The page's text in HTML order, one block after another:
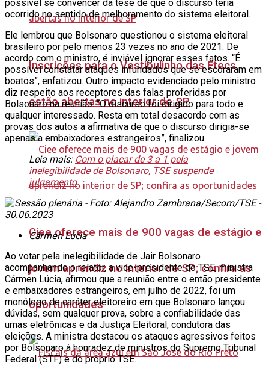
Inscrições para o Vestibulinho das Etecs
estão abertas no interior de SP
Ciee oferece mais de 900 vagas de estágio e
jovem aprendiz no interior de SP; confira as
oportunidades
possível se convencer da tese de que o discurso teria
ocorrido no sentido de melhoramento do sistema eleitoral.
Ele lembrou que Bolsonaro questionou o sistema eleitoral
brasileiro por pelo menos 23 vezes no ano de 2021. De
acordo com o ministro, é inviável ignorar esses fatos. “É
possível constatar ataques infundados que se escoraram em
boatos”, enfatizou. Outro impacto evidenciado pelo ministro
diz respeito aos receptores das falas proferidas por
Bolsonaro na reunião. “O discurso foi dirigido para todo e
qualquer interessado. Resta em total desacordo com as
provas dos autos a afirmativa de que o discurso dirigia-se
apenas a embaixadores estrangeiros”, finalizou.
Leia mais: Com o placar de 3 a 1 pela
inelegibilidade de Bolsonaro, TSE suspende
julgamento
Cármen Lúcia
Ao votar pela inelegibilidade de Jair Bolsonaro
acompanhando o relator, a vice-presidente do TSE, ministra
Cármen Lúcia, afirmou que a reunião entre o então presidente
e embaixadores estrangeiros, em julho de 2022, foi um
monólogo de caráter eleitoreiro em que Bolsonaro lançou
dúvidas, sem qualquer prova, sobre a confiabilidade das
urnas eletrônicas e da Justiça Eleitoral, condutora das
eleições. A ministra destacou os ataques agressivos feitos
por Bolsonaro à honradez de ministros do Supremo Tribunal
Federal (STF) e do próprio TSE.